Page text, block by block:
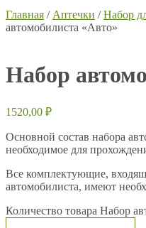
Главная / Аптечки /Набор
автомобилиста «Авто»
Набор
1520,00 ₽
Основной состав набора
необходимое для
Все комплектующие,
автомобилиста, имеют
Количество товара Набор